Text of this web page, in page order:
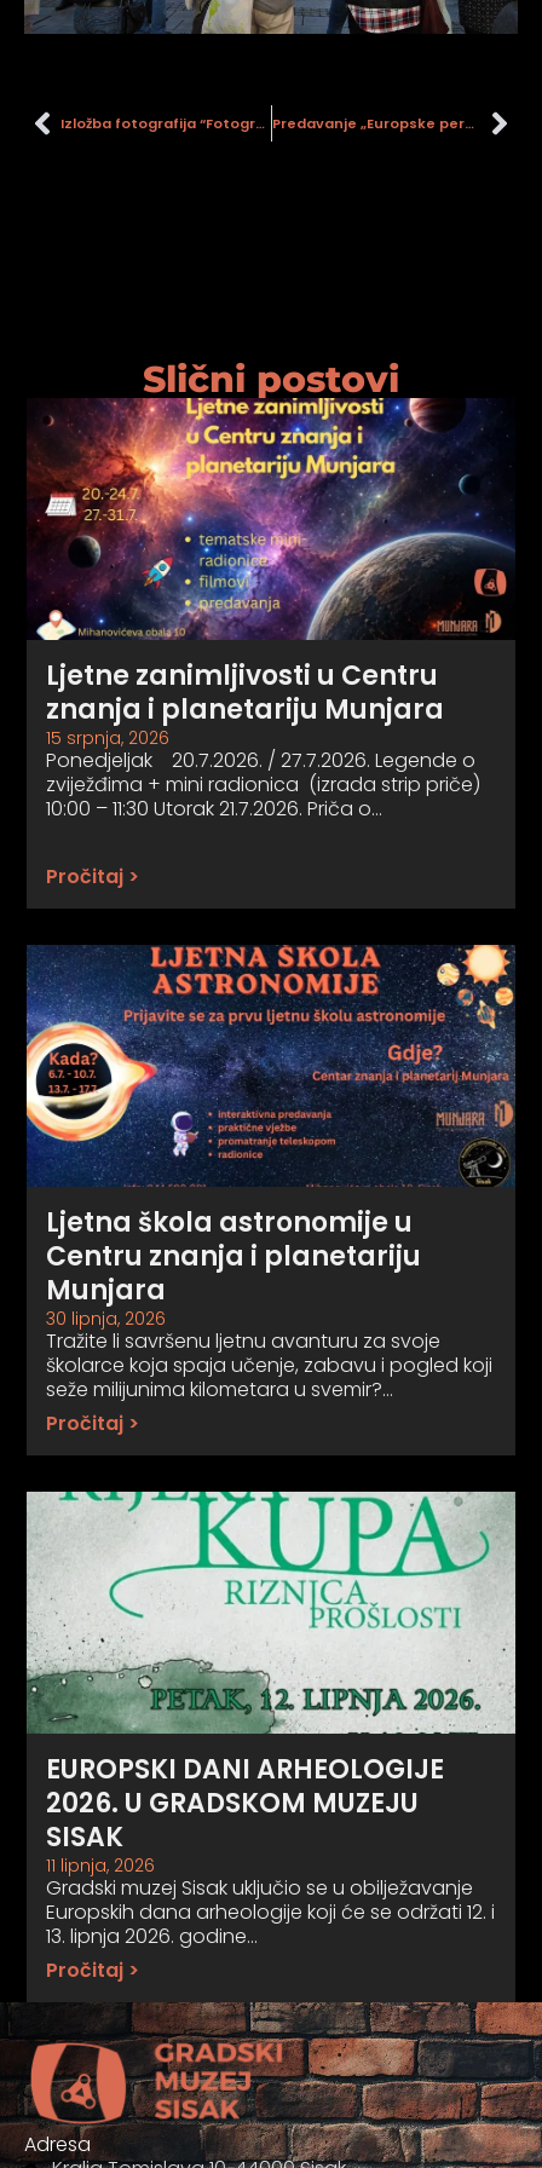
Izložba fotografija “Fotograf i 4 glazbenice Predavanje „Europske perspektive u zaštiti industrijske povijesti i slovenska iskustva“
Slični postovi
Ljetne zanimljivosti u Centru
znanja i planetariju Munjara
15 srpnja, 2026
Ponedjeljak 20.7.2026. / 27.7.2026. Legende o
zviježđima + mini radionica (izrada strip priče)
10:00 – 11:30 Utorak 21.7.2026. Priča o…
Pročitaj >
Ljetna škola astronomije u
Centru znanja i planetariju
Munjara
30 lipnja, 2026
Tražite li savršenu ljetnu avanturu za svoje
školarce koja spaja učenje, zabavu i pogled koji
seže milijunima kilometara u svemir?…
Pročitaj >
EUROPSKI DANI ARHEOLOGIJE
2026. U GRADSKOM MUZEJU
SISAK
11 lipnja, 2026
Gradski muzej Sisak uključio se u obilježavanje
Europskih dana arheologije koji će se održati 12. i
13. lipnja 2026. godine…
Pročitaj >
Adresa